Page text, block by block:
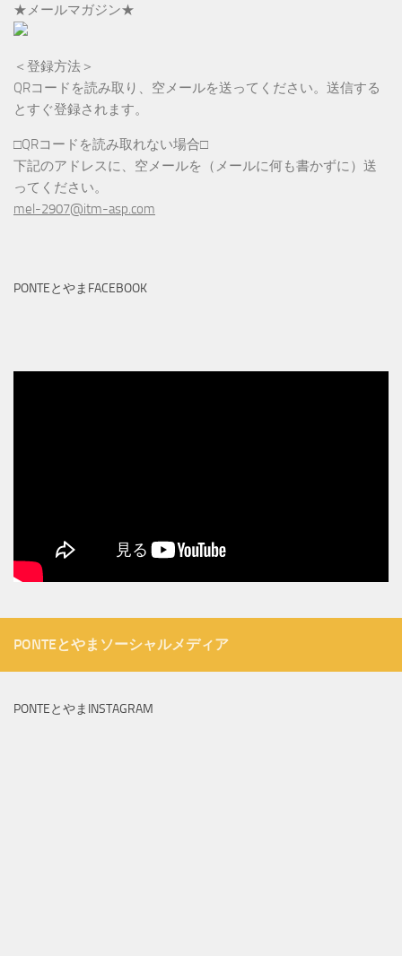
★メールマガジン★
＜登録方法＞
QRコードを読み取り、空メールを送ってください。送信する
とすぐ登録されます。
□QRコードを読み取れない場合□
下記のアドレスに、空メールを（メールに何も書かずに）送
ってください。
mel-2907@itm-asp.com
PONTEとやまFACEBOOK
PONTEとやまソーシャルメディア
PONTEとやまINSTAGRAM